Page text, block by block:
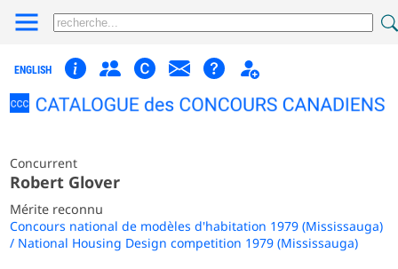
ENGLISH
Concurrent
Robert Glover
Mérite reconnu
Concours national de modèles d'habitation 1979 (Mississauga)
/ National Housing Design competition 1979 (Mississauga)